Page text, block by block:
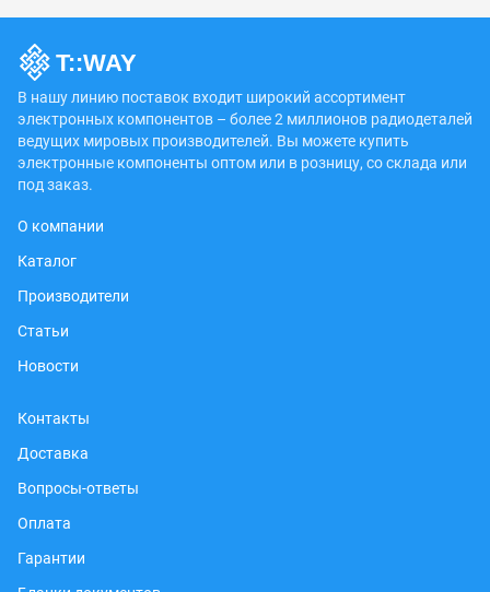
В нашу линию поставок входит широкий ассортимент
электронных компонентов – более 2 миллионов радиодеталей
ведущих мировых производителей. Вы можете купить
электронные компоненты оптом или в розницу, со склада или
под заказ.
О компании
Каталог
Производители
Статьи
Новости
Контакты
Доставка
Вопросы-ответы
Оплата
Гарантии